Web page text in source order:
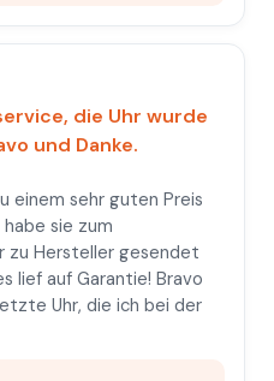
die Uhr wurde
und Danke.
einem sehr guten Preis
sie zum
zu Hersteller gesendet
lief auf Garantie! Bravo
Uhr, die ich bei der